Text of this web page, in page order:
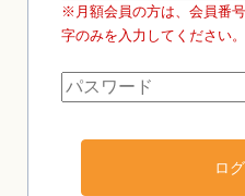
※月額会員の方は、会員番
字のみを入力してください。